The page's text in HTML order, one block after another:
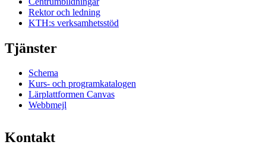
Rektor och ledning
KTH:s verksamhetsstöd
Tjänster
Schema
Kurs- och programkatalogen
Lärplattformen Canvas
Webbmejl
Kontakt